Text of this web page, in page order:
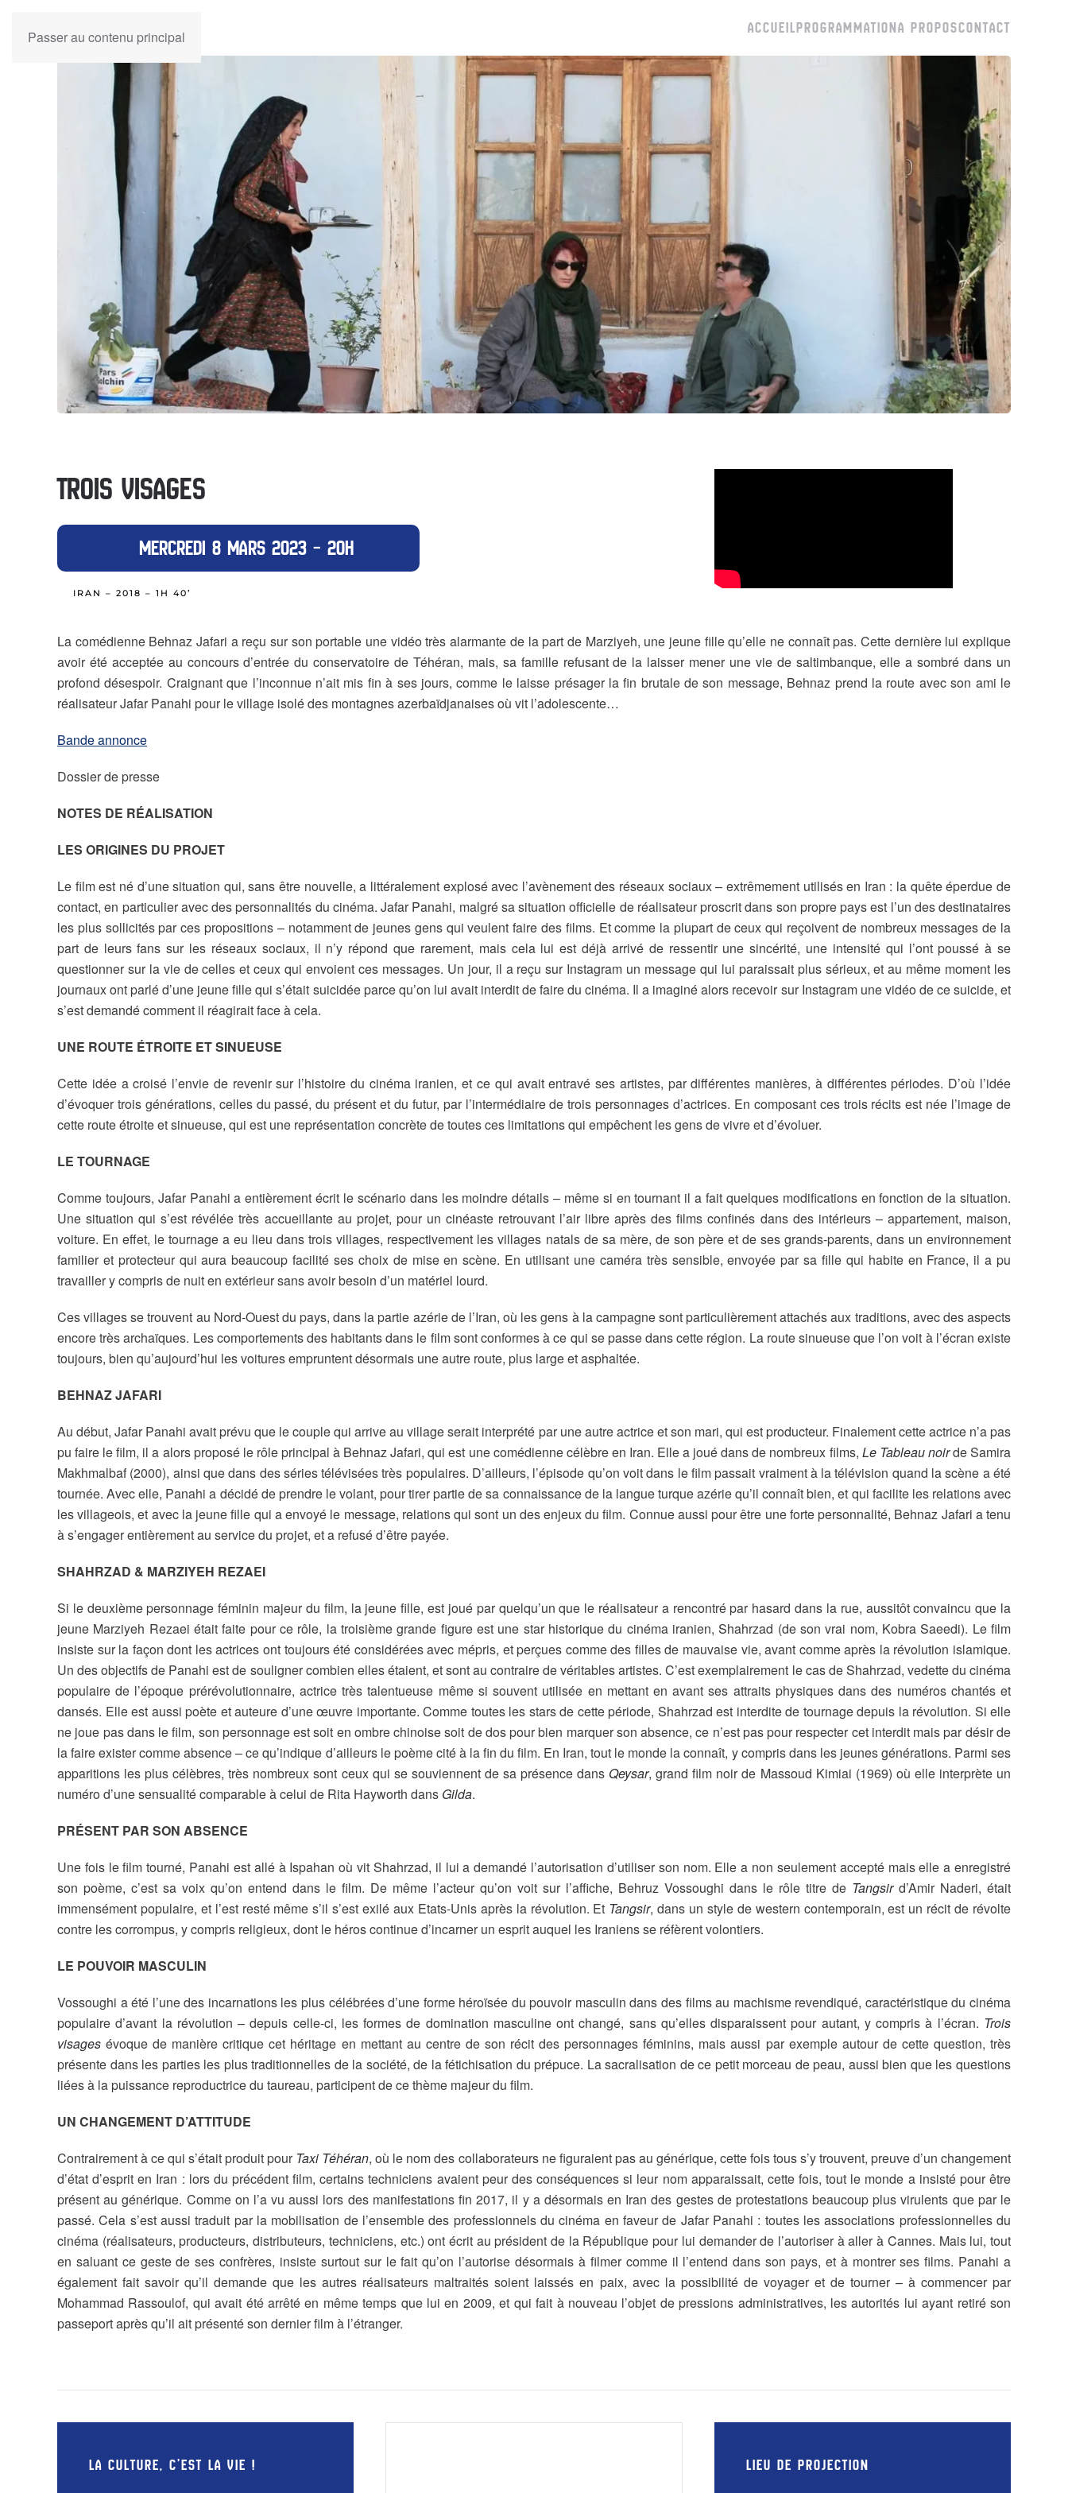
Passer au contenu principal ACCUEILPROGRAMMATIONA PROPOSCONTACT
TROIS VISAGES
MERCREDI 8 MARS 2023 – 20H
IRAN – 2018 – 1H 40’
La comédienne Behnaz Jafari a reçu sur son portable une vidéo très alarmante de la part de Marziyeh, une jeune fille qu’elle ne connaît pas. Cette dernière lui explique
avoir été acceptée au concours d’entrée du conservatoire de Téhéran, mais, sa famille refusant de la laisser mener une vie de saltimbanque, elle a sombré dans un
profond désespoir. Craignant que l’inconnue n’ait mis fin à ses jours, comme le laisse présager la fin brutale de son message, Behnaz prend la route avec son ami le
réalisateur Jafar Panahi pour le village isolé des montagnes azerbaïdjanaises où vit l’adolescente…
Bande annonce
Dossier de presse
NOTES DE RÉALISATION
LES ORIGINES DU PROJET
Le film est né d’une situation qui, sans être nouvelle, a littéralement explosé avec l’avènement des réseaux sociaux – extrêmement utilisés en Iran : la quête éperdue de
contact, en particulier avec des personnalités du cinéma. Jafar Panahi, malgré sa situation officielle de réalisateur proscrit dans son propre pays est l’un des destinataires
les plus sollicités par ces propositions – notamment de jeunes gens qui veulent faire des films. Et comme la plupart de ceux qui reçoivent de nombreux messages de la
part de leurs fans sur les réseaux sociaux, il n’y répond que rarement, mais cela lui est déjà arrivé de ressentir une sincérité, une intensité qui l’ont poussé à se
questionner sur la vie de celles et ceux qui envoient ces messages. Un jour, il a reçu sur Instagram un message qui lui paraissait plus sérieux, et au même moment les
journaux ont parlé d’une jeune fille qui s’était suicidée parce qu’on lui avait interdit de faire du cinéma. Il a imaginé alors recevoir sur Instagram une vidéo de ce suicide, et
s’est demandé comment il réagirait face à cela.
UNE ROUTE ÉTROITE ET SINUEUSE
Cette idée a croisé l’envie de revenir sur l’histoire du cinéma iranien, et ce qui avait entravé ses artistes, par différentes manières, à différentes périodes. D’où l’idée
d’évoquer trois générations, celles du passé, du présent et du futur, par l’intermédiaire de trois personnages d’actrices. En composant ces trois récits est née l’image de
cette route étroite et sinueuse, qui est une représentation concrète de toutes ces limitations qui empêchent les gens de vivre et d’évoluer.
LE TOURNAGE
Comme toujours, Jafar Panahi a entièrement écrit le scénario dans les moindre détails – même si en tournant il a fait quelques modifications en fonction de la situation.
Une situation qui s’est révélée très accueillante au projet, pour un cinéaste retrouvant l’air libre après des films confinés dans des intérieurs – appartement, maison,
voiture. En effet, le tournage a eu lieu dans trois villages, respectivement les villages natals de sa mère, de son père et de ses grands-parents, dans un environnement
familier et protecteur qui aura beaucoup facilité ses choix de mise en scène. En utilisant une caméra très sensible, envoyée par sa fille qui habite en France, il a pu
travailler y compris de nuit en extérieur sans avoir besoin d’un matériel lourd.
Ces villages se trouvent au Nord-Ouest du pays, dans la partie azérie de l’Iran, où les gens à la campagne sont particulièrement attachés aux traditions, avec des aspects
encore très archaïques. Les comportements des habitants dans le film sont conformes à ce qui se passe dans cette région. La route sinueuse que l’on voit à l’écran existe
toujours, bien qu’aujourd’hui les voitures empruntent désormais une autre route, plus large et asphaltée.
BEHNAZ JAFARI
Au début, Jafar Panahi avait prévu que le couple qui arrive au village serait interprété par une autre actrice et son mari, qui est producteur. Finalement cette actrice n’a pas
pu faire le film, il a alors proposé le rôle principal à Behnaz Jafari, qui est une comédienne célèbre en Iran. Elle a joué dans de nombreux films, Le Tableau noirde Samira
Makhmalbaf (2000), ainsi que dans des séries télévisées très populaires. D’ailleurs, l’épisode qu’on voit dans le film passait vraiment à la télévision quand la scène a été
tournée. Avec elle, Panahi a décidé de prendre le volant, pour tirer partie de sa connaissance de la langue turque azérie qu’il connaît bien, et qui facilite les relations avec
les villageois, et avec la jeune fille qui a envoyé le message, relations qui sont un des enjeux du film. Connue aussi pour être une forte personnalité, Behnaz Jafari a tenu
à s’engager entièrement au service du projet, et a refusé d’être payée.
SHAHRZAD & MARZIYEH REZAEI
Si le deuxième personnage féminin majeur du film, la jeune fille, est joué par quelqu’un que le réalisateur a rencontré par hasard dans la rue, aussitôt convaincu que la
jeune Marziyeh Rezaei était faite pour ce rôle, la troisième grande figure est une star historique du cinéma iranien, Shahrzad (de son vrai nom, Kobra Saeedi). Le film
insiste sur la façon dont les actrices ont toujours été considérées avec mépris, et perçues comme des filles de mauvaise vie, avant comme après la révolution islamique.
Un des objectifs de Panahi est de souligner combien elles étaient, et sont au contraire de véritables artistes. C’est exemplairement le cas de Shahrzad, vedette du cinéma
populaire de l’époque prérévolutionnaire, actrice très talentueuse même si souvent utilisée en mettant en avant ses attraits physiques dans des numéros chantés et
dansés. Elle est aussi poète et auteure d’une œuvre importante. Comme toutes les stars de cette période, Shahrzad est interdite de tournage depuis la révolution. Si elle
ne joue pas dans le film, son personnage est soit en ombre chinoise soit de dos pour bien marquer son absence, ce n’est pas pour respecter cet interdit mais par désir de
la faire exister comme absence – ce qu’indique d’ailleurs le poème cité à la fin du film. En Iran, tout le monde la connaît, y compris dans les jeunes générations. Parmi ses
apparitions les plus célèbres, très nombreux sont ceux qui se souviennent de sa présence dans Qeysar, grand film noir de Massoud Kimiai (1969) où elle interprète un
numéro d’une sensualité comparable à celui de Rita Hayworth dans Gilda.
PRÉSENT PAR SON ABSENCE
Une fois le film tourné, Panahi est allé à Ispahan où vit Shahrzad, il lui a demandé l’autorisation d’utiliser son nom. Elle a non seulement accepté mais elle a enregistré
son poème, c’est sa voix qu’on entend dans le film. De même l’acteur qu’on voit sur l’affiche, Behruz Vossoughi dans le rôle titre de Tangsird’Amir Naderi, était
immensément populaire, et l’est resté même s’il s’est exilé aux Etats-Unis après la révolution. Et Tangsir, dans un style de western contemporain, est un récit de révolte
contre les corrompus, y compris religieux, dont le héros continue d’incarner un esprit auquel les Iraniens se réfèrent volontiers.
LE POUVOIR MASCULIN
Vossoughi a été l’une des incarnations les plus célébrées d’une forme héroïsée du pouvoir masculin dans des films au machisme revendiqué, caractéristique du cinéma
populaire d’avant la révolution – depuis celle-ci, les formes de domination masculine ont changé, sans qu’elles disparaissent pour autant, y compris à l’écran. Trois
visages évoque de manière critique cet héritage en mettant au centre de son récit des personnages féminins, mais aussi par exemple autour de cette question, très
présente dans les parties les plus traditionnelles de la société, de la fétichisation du prépuce. La sacralisation de ce petit morceau de peau, aussi bien que les questions
liées à la puissance reproductrice du taureau, participent de ce thème majeur du film.
UN CHANGEMENT D’ATTITUDE
Contrairement à ce qui s’était produit pour Taxi Téhéran, où le nom des collaborateurs ne figuraient pas au générique, cette fois tous s’y trouvent, preuve d’un changement
d’état d’esprit en Iran : lors du précédent film, certains techniciens avaient peur des conséquences si leur nom apparaissait, cette fois, tout le monde a insisté pour être
présent au générique. Comme on l’a vu aussi lors des manifestations fin 2017, il y a désormais en Iran des gestes de protestations beaucoup plus virulents que par le
passé. Cela s’est aussi traduit par la mobilisation de l’ensemble des professionnels du cinéma en faveur de Jafar Panahi : toutes les associations professionnelles du
cinéma (réalisateurs, producteurs, distributeurs, techniciens, etc.) ont écrit au président de la République pour lui demander de l’autoriser à aller à Cannes. Mais lui, tout
en saluant ce geste de ses confrères, insiste surtout sur le fait qu’on l’autorise désormais à filmer comme il l’entend dans son pays, et à montrer ses films. Panahi a
également fait savoir qu’il demande que les autres réalisateurs maltraités soient laissés en paix, avec la possibilité de voyager et de tourner – à commencer par
Mohammad Rassoulof, qui avait été arrêté en même temps que lui en 2009, et qui fait à nouveau l’objet de pressions administratives, les autorités lui ayant retiré son
passeport après qu’il ait présenté son dernier film à l’étranger.
LA CULTURE, C’EST LA VIE ! LIEU DE PROJECTION